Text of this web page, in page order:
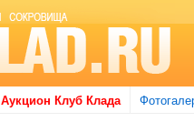
Аукцион Клуб Клада